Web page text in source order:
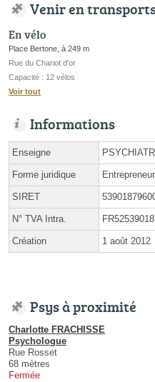
Venir en
En vélo
Place Bertone, à 249 m
Rue du Chariot d'or
Capacité : 12 vélos
Voir tout
Informations
Enseigne
Forme juridique
SIRET
N° TVA Intra.
Création 1 août 2012
Psys à proximité
Charlotte FRACHISSE
Psychologue
Rue Rosset
68 mètres
Fermée